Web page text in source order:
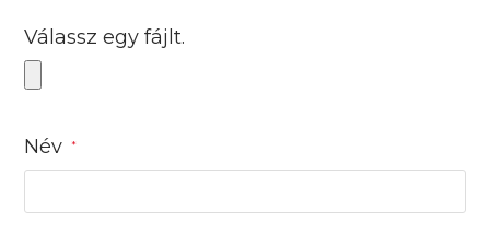
Válassz egy fájlt.
Név *